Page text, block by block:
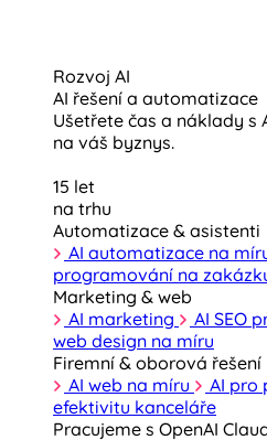
Rozvoj AI
AI řešení a automatizace
Ušetřete čas a náklady s
na váš byznys.
15 let
na trhu
Automatizace & asistenti
AI automatizace na
programování na
Marketing & web
AI marketing
AI SEO
web design na míru
Firemní & oborová řešení
AI web na míru
AI pro
efektivitu kanceláře
Pracujeme s OpenAI